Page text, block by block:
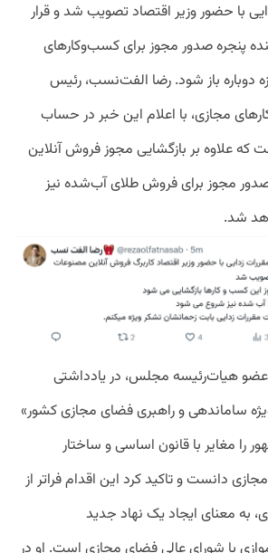
با حضور وزیر اقتصاد تصویب شد و قرار
پنجره صدور مجوز برای کسب‌وکارهای
دوباره باز شود. رضا الفت‌نسب، رئیس
مجازی، با اعلام این خبر در حساب
که علاوه بر بازگشایی مجوز فروش آنلاین
مجوز برای فروش طلای آب‌شده نیز
شد.
عضو هیات‌رئیسه مجلس، در یادداشتی
ساماندهی و راهبری فضای مجازی کشور»
را مغایر با قانون اساسی و ساختار
دانست و تاکید کرد این اقدام فراتر از
به معنای ایجاد یک نهاد جدید